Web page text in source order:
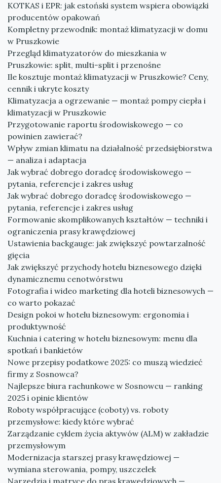
KOTKAS i EPR: jak estoński system wspiera obowiązki
producentów opakowań
Kompletny przewodnik: montaż klimatyzacji w domu
w Pruszkowie
Przegląd klimatyzatorów do mieszkania w
Pruszkowie: split, multi-split i przenośne
Ile kosztuje montaż klimatyzacji w Pruszkowie? Ceny,
cennik i ukryte koszty
Klimatyzacja a ogrzewanie — montaż pompy ciepła i
klimatyzacji w Pruszkowie
Przygotowanie raportu środowiskowego — co
powinien zawierać?
Wpływ zmian klimatu na działalność przedsiębiorstwa
— analiza i adaptacja
Jak wybrać dobrego doradcę środowiskowego —
pytania, referencje i zakres usług
Jak wybrać dobrego doradcę środowiskowego —
pytania, referencje i zakres usług
Formowanie skomplikowanych kształtów — techniki i
ograniczenia prasy krawędziowej
Ustawienia backgauge: jak zwiększyć powtarzalność
gięcia
Jak zwiększyć przychody hotelu biznesowego dzięki
dynamicznemu cenotwórstwu
Fotografia i wideo marketing dla hoteli biznesowych —
co warto pokazać
Design pokoi w hotelu biznesowym: ergonomia i
produktywność
Kuchnia i catering w hotelu biznesowym: menu dla
spotkań i bankietów
Nowe przepisy podatkowe 2025: co muszą wiedzieć
firmy z Sosnowca?
Najlepsze biura rachunkowe w Sosnowcu — ranking
2025 i opinie klientów
Roboty współpracujące (coboty) vs. roboty
przemysłowe: kiedy które wybrać
Zarządzanie cyklem życia aktywów (ALM) w zakładzie
przemysłowym
Modernizacja starszej prasy krawędziowej —
wymiana sterowania, pompy, uszczelek
Narzędzia i matryce do pras krawędziowych —